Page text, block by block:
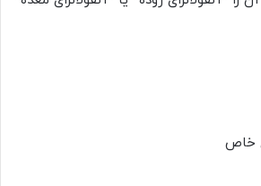
خاص